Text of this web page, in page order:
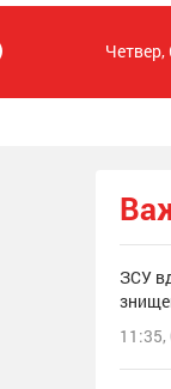
Четвер,
ЗСУ